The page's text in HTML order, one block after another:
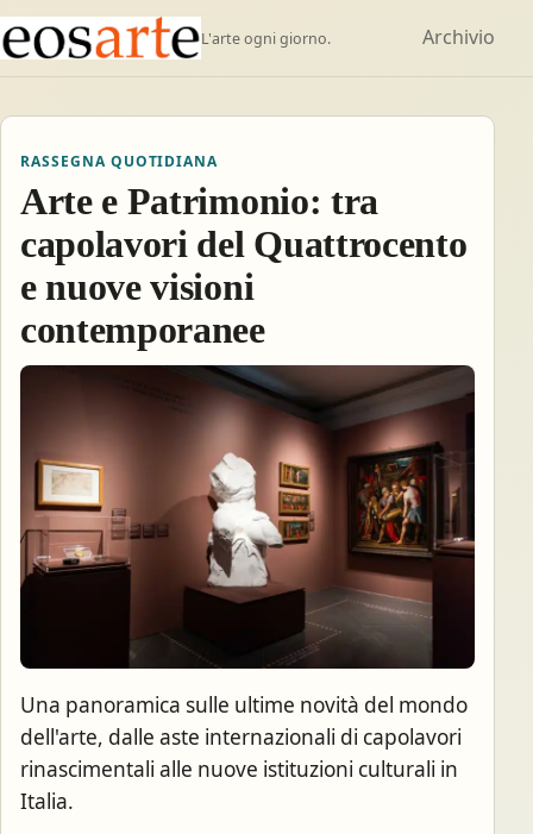
L'arte ogni giorno. Archivio
RASSEGNA QUOTIDIANA
Arte e Patrimonio: tra
capolavori del Quattrocento
e nuove visioni
contemporanee
Una panoramica sulle ultime novità del mondo
dell'arte, dalle aste internazionali di capolavori
rinascimentali alle nuove istituzioni culturali in
Italia.